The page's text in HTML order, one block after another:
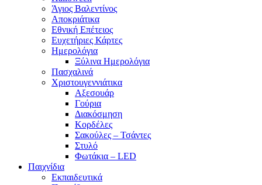
Άγιος Βαλεντίνος
Αποκριάτικα
Εθνική Επέτειος
Ευχετήριες Κάρτες
Ημερολόγια
Ξύλινα Ημερολόγια
Πασχαλινά
Χριστουγεννιάτικα
Αξεσουάρ
Γούρια
Διακόσμηση
Κορδέλες
Σακούλες – Τσάντες
Στυλό
Φωτάκια – LED
Παιχνίδια
Εκπαιδευτικά